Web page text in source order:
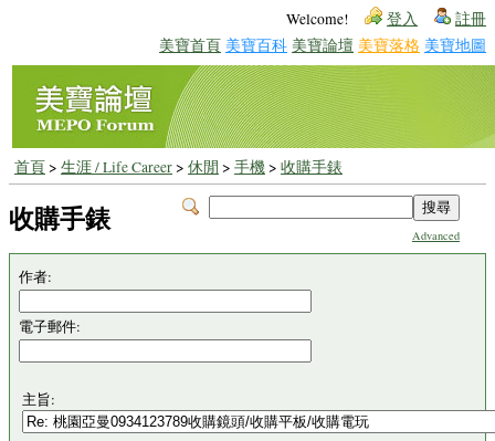
Welcome! 登入 註冊
美寶首頁 美寶百科 美寶論壇 美寶落格 美寶地圖
首頁> 生涯 / Life Career> 休閒 > 手機> 收購手錶
Advanced
收購手錶
作者:
電子郵件:
主旨: